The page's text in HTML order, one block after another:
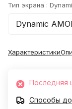
Тип экрана :
Dynamic
Характеристики
Последняя
Способы